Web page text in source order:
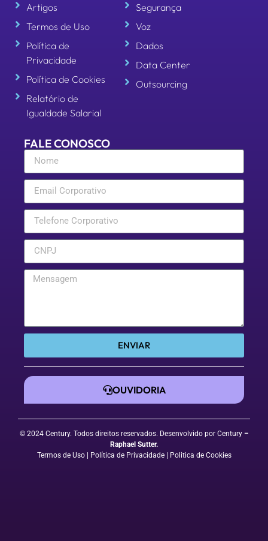
Artigos
Termos de Uso
Política de
Privacidade
Política de Cookies
Relatório de
Igualdade Salarial
Segurança
Voz
Dados
Data Center
Outsourcing
FALE CONOSCO
ENVIAR
OUVIDORIA
© 2024 Century. Todos direitos reservados. Desenvolvido por Century –
Raphael Sutter.
Termos de Uso
| Política de Privacidade| Politica de Cookies